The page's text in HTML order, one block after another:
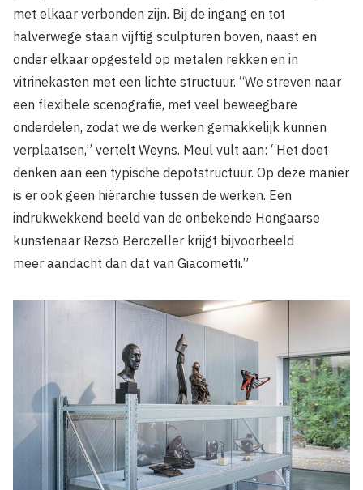
met elkaar verbonden zijn. Bij de ingang en tot
halverwege staan vijftig sculpturen boven, naast en
onder elkaar opgesteld op metalen rekken en in
vitrinekasten met een lichte structuur. “We streven naar
een flexibele scenografie, met veel beweegbare
onderdelen, zodat we de werken gemakkelijk kunnen
verplaatsen,” vertelt Weyns. Meul vult aan: “Het doet
denken aan een typische depotstructuur. Op deze manier
is er ook geen hiërarchie tussen de werken. Een
indrukwekkend beeld van de onbekende Hongaarse
kunstenaar Rezsö Berczeller krijgt bijvoorbeeld
meer aandacht dan dat van Giacometti.”